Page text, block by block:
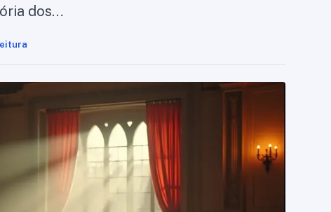
dos…